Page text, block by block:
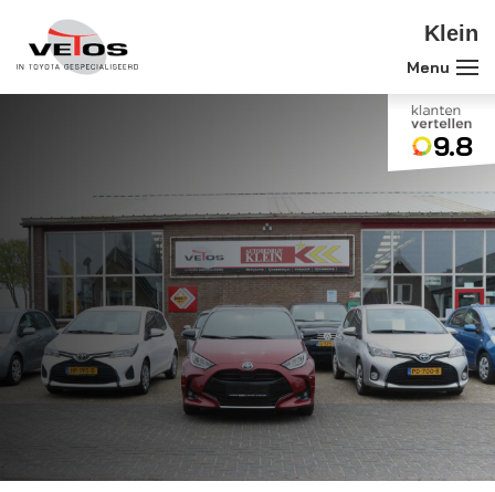
Klein
9.8